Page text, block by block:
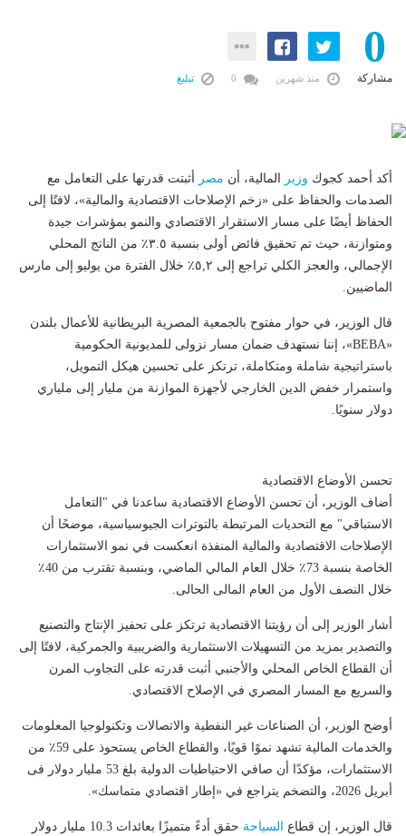
0
مشاركة منذ شهرين تبليغ
أكد أحمد كجوك وزير المالية، أن مصر أثبتت قدرتها على التعامل مع
الصدمات والحفاظ على «زخم الإصلاحات الاقتصادية والمالية»، لافتًا إلى
الحفاظ أيضًا على مسار الاستقرار الاقتصادي والنمو بمؤشرات جيدة
ومتوازنة، حيث تم تحقيق فائض أولى بنسبة ٣.٥٪ من الناتج المحلي
الإجمالي، والعجز الكلي تراجع إلى ٥,٢٪ خلال الفترة من يوليو إلى مارس
الماضيين.
قال الوزير، في حوار مفتوح بالجمعية المصرية البريطانية للأعمال بلندن
«BEBA»، إننا نستهدف ضمان مسار نزولى للمديونية الحكومية
باستراتيجية شاملة ومتكاملة، ترتكز على تحسين هيكل التمويل،
واستمرار خفض الدين الخارجي لأجهزة الموازنة من مليار إلى ملياري
دولار سنويًا.
تحسن الأوضاع الاقتصادية
أضاف الوزير، أن تحسن الأوضاع الاقتصادية ساعدنا في "التعامل
الاستباقي" مع التحديات المرتبطة بالتوترات الجيوسياسية، موضحًا أن
الإصلاحات الاقتصادية والمالية المنفذة انعكست في نمو الاستثمارات
الخاصة بنسبة 73٪ خلال العام المالي الماضي، وبنسبة تقترب من 40٪
خلال النصف الأول من العام المالى الحالى.
أشار الوزير إلى أن رؤيتنا الاقتصادية ترتكز على تحفيز الإنتاج والتصنيع
والتصدير بمزيد من التسهيلات الاستثمارية والضريبية والجمركية، لافتًا إلى
أن القطاع الخاص المحلي والأجنبي أثبت قدرته على التجاوب المرن
والسريع مع المسار المصري في الإصلاح الاقتصادي.
أوضح الوزير، أن الصناعات غير النفطية والاتصالات وتكنولوجيا المعلومات
والخدمات المالية تشهد نموًا قويًا، والقطاع الخاص يستحوذ على 59٪ من
الاستثمارات، مؤكدًا أن صافي الاحتياطيات الدولية بلغ 53 مليار دولار فى
أبريل 2026، والتضخم يتراجع في «إطار اقتصادي متماسك».
قال الوزير، إن قطاع السياحة
حقق أدءً متميزًا بعائدات 10.3 مليار دولار